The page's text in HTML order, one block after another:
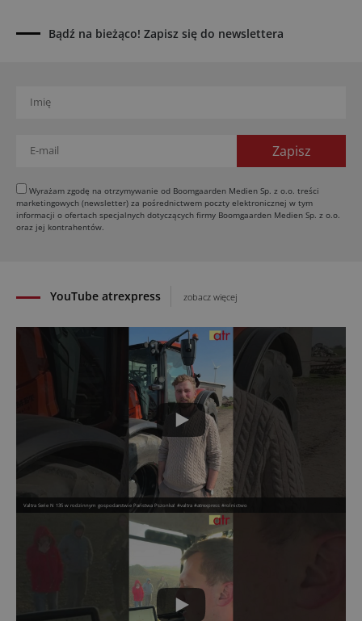
Fendt, Valtra i Massey Ferguson przy sprzedaży
maszyn rolniczych
bijakowe
Rzepak hybrydowy: sposób na wyższą rentowność
Europejski przemysł maszyn rolniczych w recesji
01.08.2026
Elektryczne maszyny terenowe: 3 kluczowe trendy
YouTube atrexpress zobacz więcej
Valtra Serie N 135 w rodzinnym gospodarstwie Państwa Pszonka! #valtra #atrexpress #rolnictwo
Bądź na bieżąco! Zapisz się do newslettera
Wyrażam zgodę na otrzymywanie od Boomgaarden Medien Sp. z o.o. treści
marketingowych (newsletter) za pośrednictwem poczty elektronicznej w tym
informacji o ofertach specjalnych dotyczących firmy Boomgaarden Medien Sp. z o.o.
oraz jej kontrahentów.